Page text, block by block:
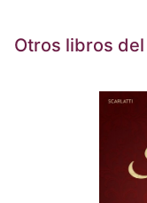
Otros libros